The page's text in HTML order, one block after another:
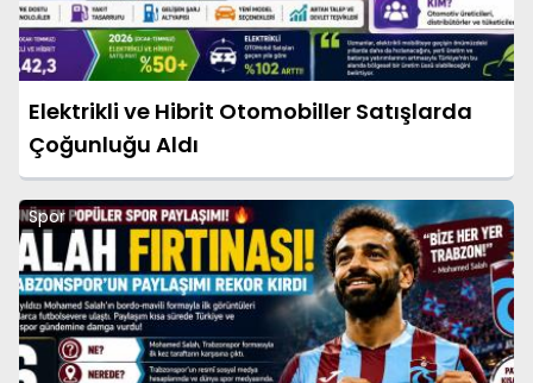
Elektrikli ve Hibrit Otomobiller Satışlarda
Çoğunluğu Aldı
Spor